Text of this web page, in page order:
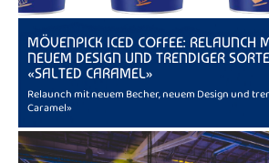
MÖVENPICK ICED COFFEE: RELAUNCH
NEUEM DESIGN UND TRENDIGER SORTE
«SALTED CARAMEL»
Relaunch mit neuem Becher, neuem Design und
Caramel»